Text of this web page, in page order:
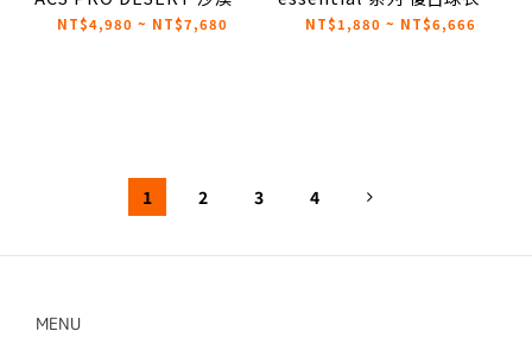
474287
NT$4,980 ~ NT$7,680
K2CE46Y3/灰 K2CE46Y3/
NT$1,880 ~ NT$6,666
1 2 3 4
MENU